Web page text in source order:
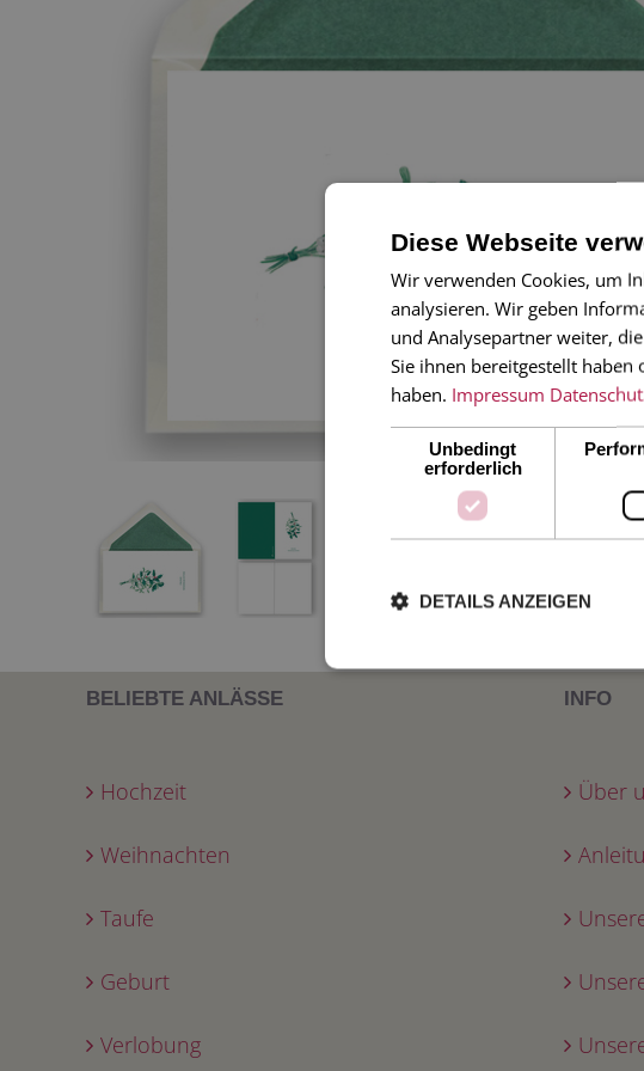
BELIEBTE ANLÄSSE
Hochzeit
Weihnachten
Taufe
Geburt
Verlobung
INFO
Über
Diese Webseite
Wir verwenden Cookies, um
analysieren. Wir geben
und Analysepartner weiter,
Sie ihnen bereitgestellt
haben. Impressum
Unbedingt
erforderlich
DETAILS ANZEIGEN